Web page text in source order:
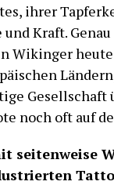
ihrer
Kraft. Genau
Wikinger
Gesellschaft
noch oft auf
seitenweise